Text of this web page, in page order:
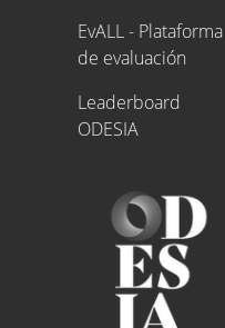
EvALL - Plataforma
de evaluación
Leaderboard
ODESIA